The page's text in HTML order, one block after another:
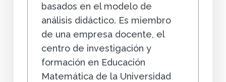
basados en el modelo de
análisis didáctico. Es miembro
de una empresa docente, el
centro de investigación y
formación en Educación
Matemática de la Universidad